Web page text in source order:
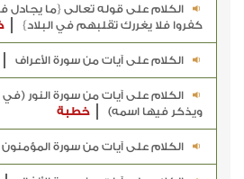
الكلام على قوله تعالى {ما يجادل في
كفروا فلا يغررك تقلبهم في البلاد}
الكلام على آيات من سورة الأعراف
الكلام على آيات من سورة النور ﴿في
ويذكر فيها اسمه﴾
خطبة
الكلام على آيات من سورة المؤمنون